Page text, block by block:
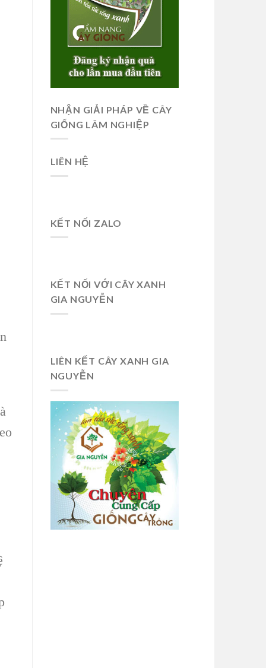
NHẬN GIẢI PHÁP VỀ CÂY
GIỐNG LÂM NGHIỆP
LIÊN HỆ
KẾT NỐI ZALO
KẾT NỐI VỚI CÂY XANH
GIA NGUYỄN
LIÊN KẾT CÂY XANH GIA
NGUYỄN